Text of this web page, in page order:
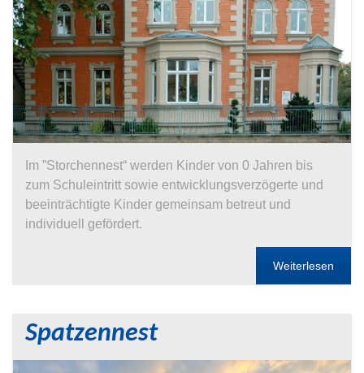
Im ”Storchennest“ werden Kinder von 0 Jahren bis
zum Schuleintritt sowie entwicklungsverzögerte und
beeinträchtigte Kinder gemeinsam betreut und
individuell gefördert.
Weiterlesen
Spatzennest